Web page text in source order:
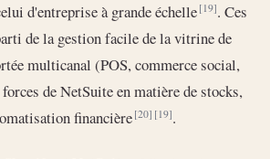
d'entreprise à grande échelle[19]. Ces
de la gestion facile de la vitrine de
multicanal (POS, commerce social,
de NetSuite en matière de stocks,
financière[20] [19].